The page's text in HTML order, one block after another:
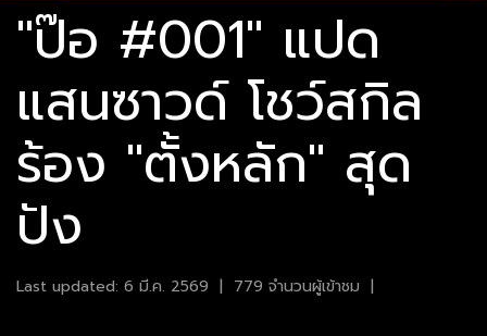
"ป๊อ #001" แปด
แสนซาวด์ โชว์สกิล
ร้อง "ตั้งหลัก" สุด
ปัง
Last updated: 6 มี.ค. 2569 | 779 จำนวนผู้เข้าชม |